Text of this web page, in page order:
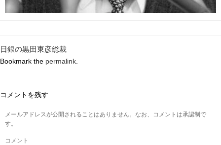
日銀の黒田東彦総裁
Bookmark the permalink.
コメントを残す
メールアドレスが公開されることはありません。なお、コメントは承認制で
す。
コメント